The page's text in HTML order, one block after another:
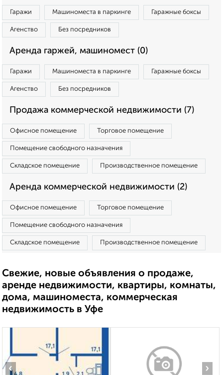
Гаражи Машиноместа в паркинге Гаражные боксы
Агенство Без посредников
Аренда гаржей, машиномест (0)
Гаражи Машиноместа в паркинге Гаражные боксы
Агенство Без посредников
Продажа коммерческой недвижимости (7)
Офисное помещение Торговое помещение
Помещение свободного назначения
Складское помещение Производственное помещение
Аренда коммерческой недвижимости (2)
Офисное помещение Торговое помещение
Помещение свободного назначения
Складское помещение Производственное помещение
Свежие, новые объявления о продаже,
аренде недвижимости, квартиры, комнаты,
дома, машиноместа, коммерческая
недвижимость в Уфе
‹ ›